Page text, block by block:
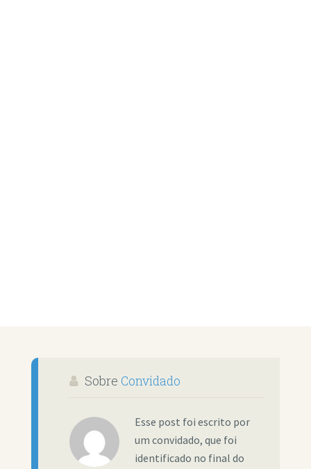
Sobre Convidado
Esse post foi escrito por
um convidado, que foi
identificado no final do